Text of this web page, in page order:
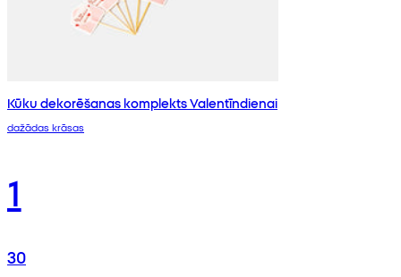
Kūku dekorēšanas komplekts Valentīndienai
dažādas krāsas
1
30